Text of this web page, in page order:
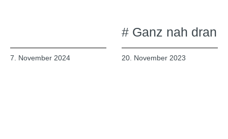
7. November 2024
# Ganz nah dran
20. November 2023